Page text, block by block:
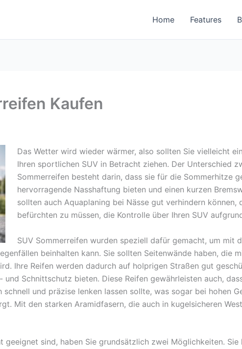
Home Features
Kaufen
Das Wetter wird wieder wärmer, also sollten Sie vielleicht
Ihren sportlichen SUV in Betracht ziehen. Der Unterschied
Sommerreifen besteht darin, dass sie für die Sommerhitze
hervorragende Nasshaftung bieten und einen kurzen
sollten auch Aquaplaning bei Nässe gut verhindern können,
befürchten zu müssen, die Kontrolle über Ihren SUV
SUV Sommerreifen wurden speziell dafür gemacht, um mit
beinhalten kann. Sie sollten Seitenwände haben, die
Ihre Reifen werden dadurch auf holprigen Straßen gut
Schnittschutz bieten. Diese Reifen gewährleisten auch,
schnell und präzise lenken lassen sollte, was sogar bei hohen
Mit den starken Aramidfasern, die auch in kugelsicheren
geeignet sind, haben Sie grundsätzlich zwei Möglichkeiten.